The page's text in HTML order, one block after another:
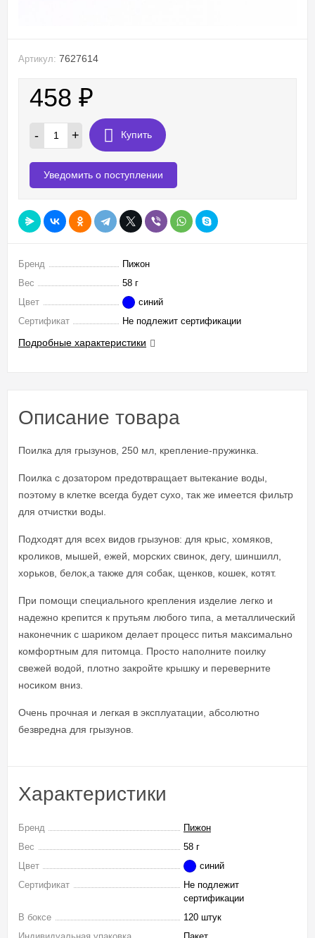
Артикул: 7627614
458 ₽
- + Купить
Уведомить о поступлении
Бренд
Пижон
Вес
58 г
Цвет
синий
Сертификат
Не подлежит сертификации
Подробные характеристики
Описание товара
Поилка для грызунов, 250 мл, крепление-пружинка.
Поилка с дозатором предотвращает вытекание воды,
поэтому в клетке всегда будет сухо, так же имеется фильтр
для отчистки воды.
Подходят для всех видов грызунов: для крыс, хомяков,
кроликов, мышей, ежей, морских свинок, дегу, шиншилл,
хорьков, белок,а также для собак, щенков, кошек, котят.
При помощи специального крепления изделие легко и
надежно крепится к прутьям любого типа, а металлический
наконечник с шариком делает процесс питья максимально
комфортным для питомца. Просто наполните поилку
свежей водой, плотно закройте крышку и переверните
носиком вниз.
Очень прочная и легкая в эксплуатации, абсолютно
безвредна для грызунов.
Характеристики
Бренд
Пижон
Вес
58 г
Цвет
синий
Сертификат
Не подлежит
сертификации
В боксе
120 штук